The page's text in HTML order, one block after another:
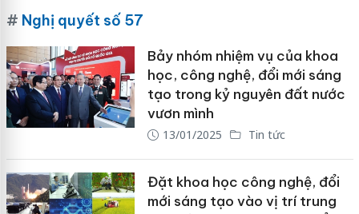
# Nghị quyết số 57
Bảy nhóm nhiệm vụ của khoa
học, công nghệ, đổi mới sáng
tạo trong kỷ nguyên đất nước
vươn mình
13/01/2025 Tin tức
Đặt khoa học công nghệ, đổi
mới sáng tạo vào vị trí trung